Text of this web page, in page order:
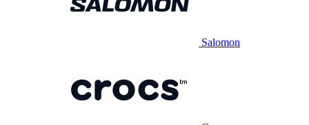
Salomon